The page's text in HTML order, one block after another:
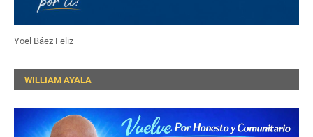
Yoel Báez Feliz
WILLIAM AYALA